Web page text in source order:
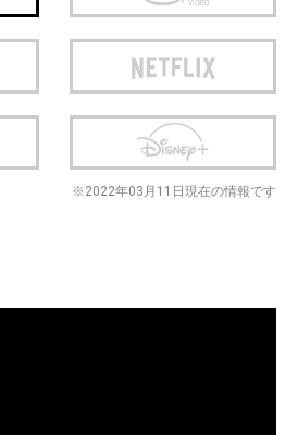
※2022年03月11日現在の情報です